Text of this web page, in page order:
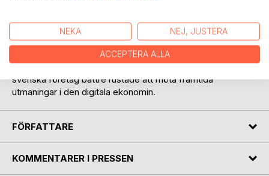
konkurrens. Särskild vikt läggs vid att granska
plattformsmarknader och nätverksexternaliteter. De
resonerar kring vad utvecklingen innebär för en liten
exportorienterad nation som Sverige och vad som kan göra
svenska företag bättre rustade att möta framtida
utmaningar i den digitala ekonomin.
FÖRFATTARE
KOMMENTARER I PRESSEN
NEKA NEJ, JUSTERA
ACCEPTERA ALLA